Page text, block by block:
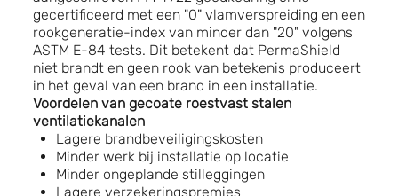
gecertificeerd met een "0" vlamverspreiding en een
rookgeneratie-index van minder dan "20" volgens
ASTM E-84 tests. Dit betekent dat PermaShield
niet brandt en geen rook van betekenis produceert
in het geval van een brand in een installatie.
Voordelen van gecoate roestvast stalen
ventilatiekanalen
Lagere brandbeveiligingskosten
Minder werk bij installatie op locatie
Minder ongeplande stilleggingen
Lagere verzekeringspremies